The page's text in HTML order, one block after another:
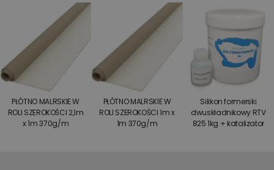
PŁÓTNO MALRSKIE W
ROLI SZEROKOŚCI 2,1m
x 1m 370g/m
PŁÓTNO MALRSKIE W
ROLI SZEROKOŚCI 1m x
1m 370g/m
Silikon formerski
dwuskładnikowy RTV
825 1kg + katalizator